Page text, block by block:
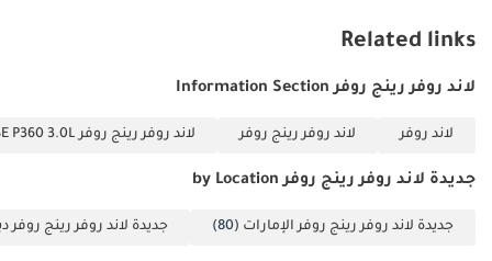
Related links
لاند روفر رينج روفر Information Section
لاند روفر لاند روفر رينج روفر لاند روفر رينج روفر SE P360 3.0L
جديدة لاند روفر رينج روفر by Location
جديدة لاند روفر رينج روفر الإمارات (80) جديدة لاند روفر رينج روفر